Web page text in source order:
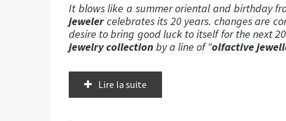
It blows like a summer oriental and birthday
jewelercelebrates its 20 years. changes are
desire to bring good luck to itself for the next
jewelry collectionby a line of "olfactive
Lire la suite